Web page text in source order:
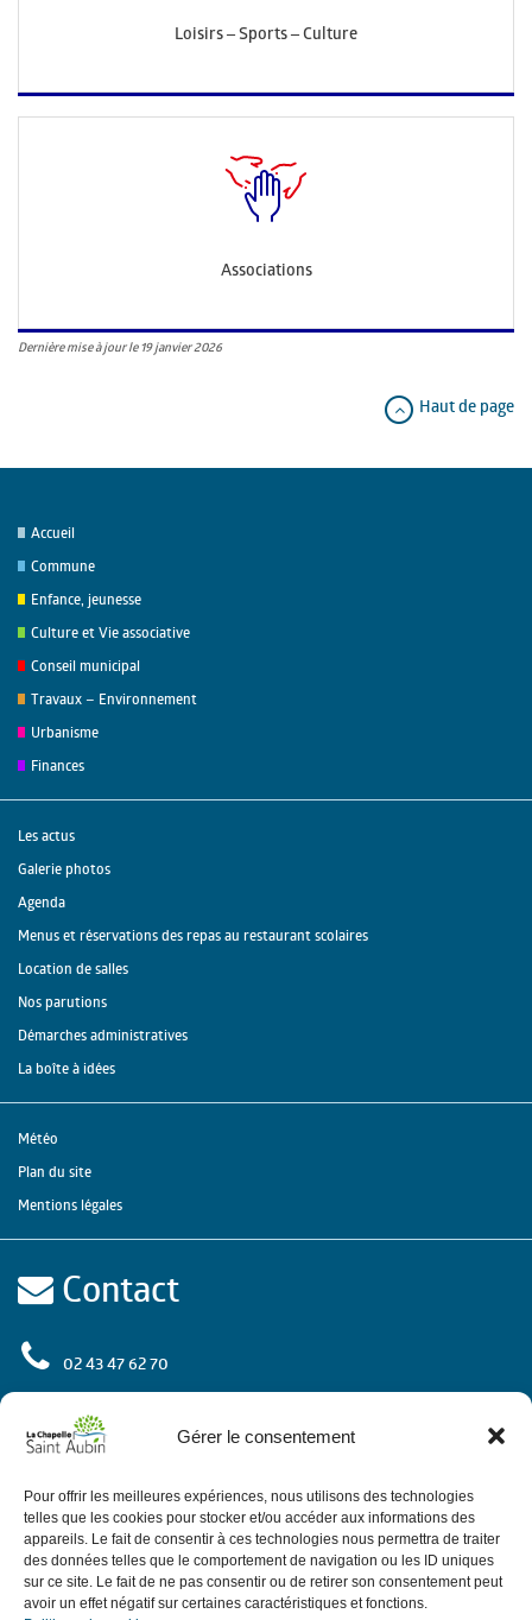
Gérer le consentement
Pour offrir les meilleures expériences, nous utilisons des technologies
telles que les cookies pour stocker et/ou accéder aux informations des
appareils. Le fait de consentir à ces technologies nous permettra de traiter
des données telles que le comportement de navigation ou les ID uniques
sur ce site. Le fait de ne pas consentir ou de retirer son consentement peut
avoir un effet négatif sur certaines caractéristiques et fonctions.
Loisirs – Sports – Culture
Associations
Dernière mise à jour le 19 janvier 2026
Haut de page
Accueil
Commune
Enfance, jeunesse
Culture et Vie associative
Conseil municipal
Travaux – Environnement
Urbanisme
Finances
Les actus
Galerie photos
Agenda
Menus et réservations des repas au restaurant scolaires
Location de salles
Nos parutions
Démarches administratives
La boîte à idées
Météo
Plan du site
Mentions légales
Contact
02 43 47 62 70
rue de l'Europe
72 650 La Chapelle Saint Aubin
Contactez-nous
Horaires